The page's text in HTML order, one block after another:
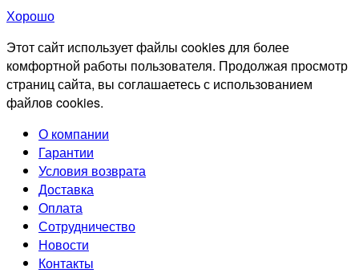
Хорошо
Этот сайт использует файлы cookies для более
комфортной работы пользователя. Продолжая просмотр
страниц сайта, вы соглашаетесь с использованием
файлов cookies.
О компании
Гарантии
Условия возврата
Доставка
Оплата
Сотрудничество
Новости
Контакты